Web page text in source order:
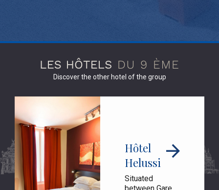
Discover the other hotel of the group
Hôtel
Helussi
Situated